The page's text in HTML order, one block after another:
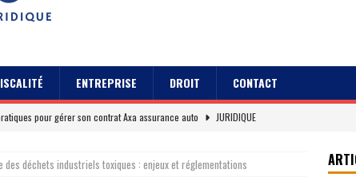
ENTREPRISE DROIT CONTACT
pour gérer son contrat Axa assurance auto
JURIDIQUE
clients sur Axa assurance auto en 2026
EREPUTATION
des déchets industriels toxiques : enjeux et réglementations